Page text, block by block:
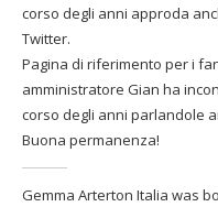
corso degli anni approda
Twitter.
Pagina di riferimento per i
amministratore Gian ha
corso degli anni parlandole
Buona permanenza!
Gemma Arterton Italia was